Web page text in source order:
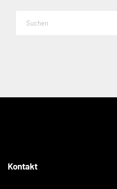
Kontakt